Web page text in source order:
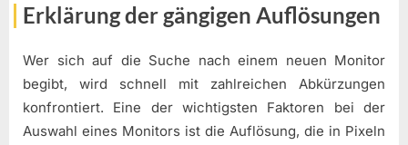
Erklärung der gängigen Auflösungen
Wer sich auf die Suche nach einem neuen Monitor
begibt, wird schnell mit zahlreichen Abkürzungen
konfrontiert. Eine der wichtigsten Faktoren bei der
Auswahl eines Monitors ist die Auflösung, die in Pixeln